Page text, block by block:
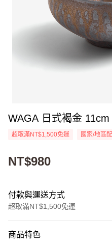
WAGA 日式褐金
超取滿NT$1,500免運 國家/地區
NT$980
付款與運送方式
超取滿NT$1,500免運
信用卡一次付款
商品特色